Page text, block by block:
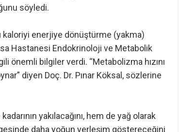
söyledi.
kaloriyi enerjiye dönüştürme (yakma)
Hastanesi Endokrinoloji ve Metabolik
önemli bilgiler verdi. “Metabolizma hızını
diyen Doç. Dr. Pınar Köksal, sözlerine
yakılacağını, hem de yağ olarak
daha yoğun yerleşim göstereceğini